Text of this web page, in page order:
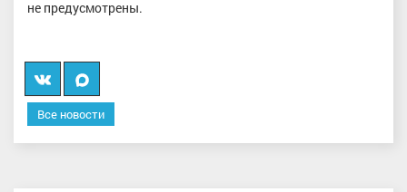
не предусмотрены.
Вконтакте
Мы
в
MAX
Все новости